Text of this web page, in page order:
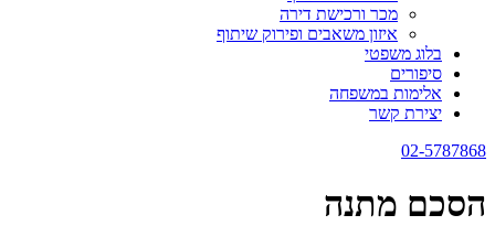
מכר ורכישת דירה
איזון משאבים ופירוק שיתוף
בלוג משפטי
סיפורים
אלימות במשפחה
יצירת קשר
02-5787868
הסכם מתנה